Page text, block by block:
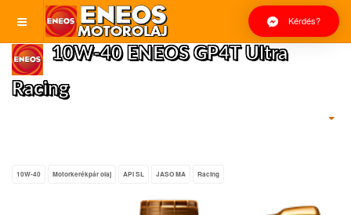
Kérdés?
10W-40 ENEOS GP4T Ultra
Racing
10W-40 Motorkerékpár olaj API SL JASO MA Racing